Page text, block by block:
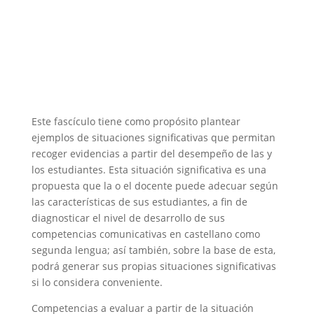
Este fascículo tiene como propósito plantear
ejemplos de situaciones significativas que permitan
recoger evidencias a partir del desempeño de las y
los estudiantes. Esta situación significativa es una
propuesta que la o el docente puede adecuar según
las características de sus estudiantes, a fin de
diagnosticar el nivel de desarrollo de sus
competencias comunicativas en castellano como
segunda lengua; así también, sobre la base de esta,
podrá generar sus propias situaciones significativas
si lo considera conveniente.
Competencias a evaluar a partir de la situación